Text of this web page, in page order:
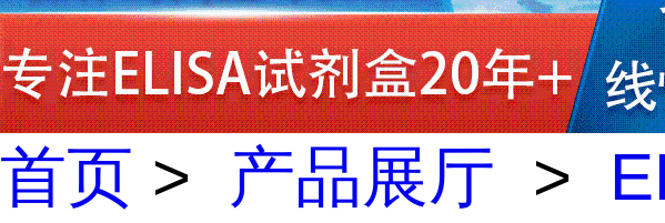
首页 > 产品展厅 >